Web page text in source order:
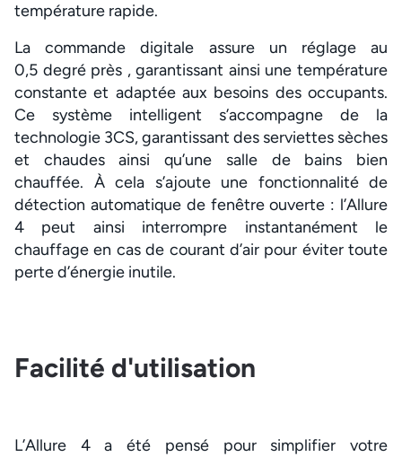
température rapide.
La commande digitale assure un réglage au
0,5 degré près , garantissant ainsi une température
constante et adaptée aux besoins des occupants.
Ce système intelligent s’accompagne de la
technologie 3CS, garantissant des serviettes sèches
et chaudes ainsi qu’une salle de bains bien
chauffée. À cela s’ajoute une fonctionnalité de
détection automatique de fenêtre ouverte : l’Allure
4 peut ainsi interrompre instantanément le
chauffage en cas de courant d’air pour éviter toute
perte d’énergie inutile.
Facilité d'utilisation
L’Allure 4 a été pensé pour simplifier votre